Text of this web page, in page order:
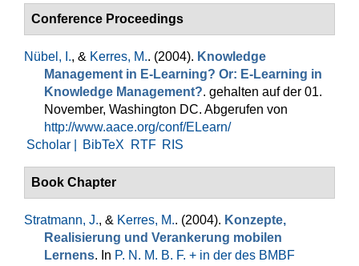
Conference Proceedings
Nübel, I., & Kerres, M.. (2004). Knowledge
Management in E-Learning? Or: E-Learning in
Knowledge Management?. gehalten auf der 01.
November, Washington DC. Abgerufen von
http://www.aace.org/conf/ELearn/
Scholar |
BibTeX RTF RIS
Book Chapter
Stratmann, J., & Kerres, M.. (2004). Konzepte,
Realisierung und Verankerung mobilen
Lernens. In P. N. M. B. F. + in der des BMBF